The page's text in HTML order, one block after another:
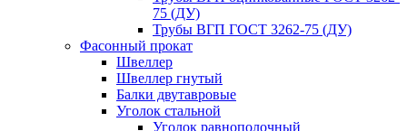
75 (ДУ)
Трубы ВГП ГОСТ 3262-75 (ДУ)
Фасонный прокат
Швеллер
Швеллер гнутый
Балки двутавровые
Уголок стальной
Уголок равнополочный